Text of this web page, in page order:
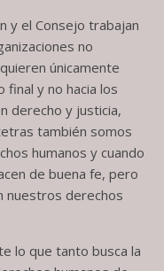
y el Consejo trabajan
no
únicamente
final y no hacia los
derecho y justicia,
también somos
humanos y cuando
de buena fe, pero
nuestros derechos
lo que tanto busca la